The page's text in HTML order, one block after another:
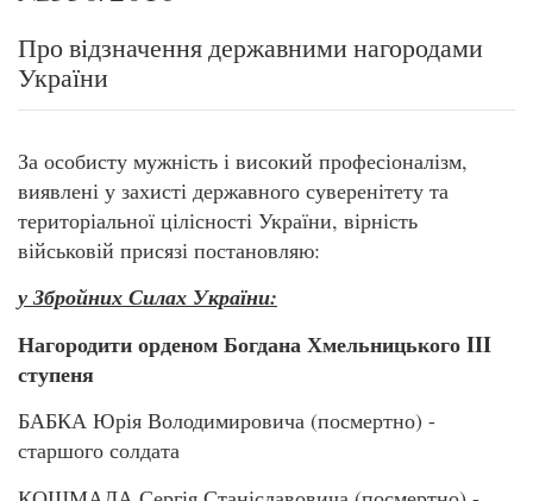
Про відзначення державними нагородами
України
За особисту мужність і високий професіоналізм,
виявлені у захисті державного суверенітету та
територіальної цілісності України, вірність
військовій присязі постановляю:
у Збройних Силах України:
Нагородити орденом Богдана Хмельницького III
ступеня
БАБКА Юрія Володимировича (посмертно) -
старшого солдата